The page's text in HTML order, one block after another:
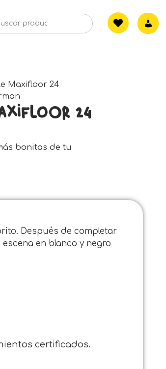
Maxifloor 24
24
bonitas de tu
Después de completar
en blanco y negro
certificados.